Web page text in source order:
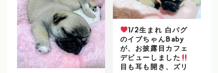
1/2生まれ 白パグ
のイブちゃんBaby
が、お披露目カフェ
デビューしました
目も耳も開き、ズリ